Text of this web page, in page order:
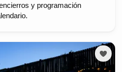
y programación